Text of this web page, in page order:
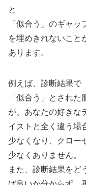
と
「似合う」のギャッ
を埋めきれないこと
あります。
例えば、診断結果で
「似合う」とされた
が、あなたの好きな
イストと全く違う場
少なくなり、クロー
少なくありません。
また、診断結果をど